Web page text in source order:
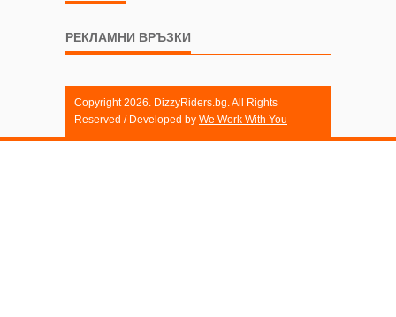
РЕКЛАМНИ ВРЪЗКИ
Copyright 2026. DizzyRiders.bg. All Rights
Reserved / Developed by We Work With You